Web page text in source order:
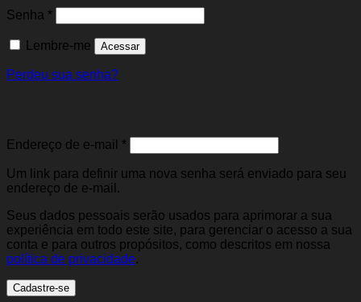
Senha *Obrigatório
Lembre-me Acessar
Perdeu sua senha?
Endereço de e-mail *Obrigatório
Um link para definir uma nova senha será enviado para seu
endereço de e-mail.
Seus dados pessoais serão usados para aprimorar a sua
experiência em todo este site, para gerenciar o acesso a sua
conta e para outros propósitos, como descritos em nossa
política de privacidade.
Cadastre-se